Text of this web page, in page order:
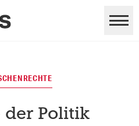
der Politik